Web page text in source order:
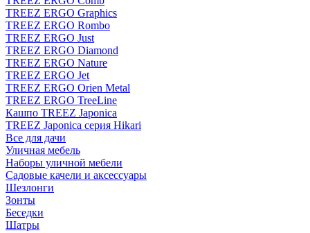
TREEZ ERGO Graphics
TREEZ ERGO Rombo
TREEZ ERGO Just
TREEZ ERGO Diamond
TREEZ ERGO Nature
TREEZ ERGO Jet
TREEZ ERGO Orien Metal
TREEZ ERGO TreeLine
Кашпо TREEZ Japonica
TREEZ Japonica серия Hikari
Все для дачи
Уличная мебель
Наборы уличной мебели
Садовые качели и аксессуары
Шезлонги
Зонты
Беседки
Шатры